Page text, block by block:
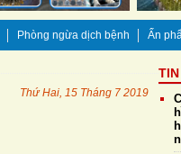
Phòng ngừa dịch bệnh Ấn
Thứ Hai, 15 Tháng 7 2019